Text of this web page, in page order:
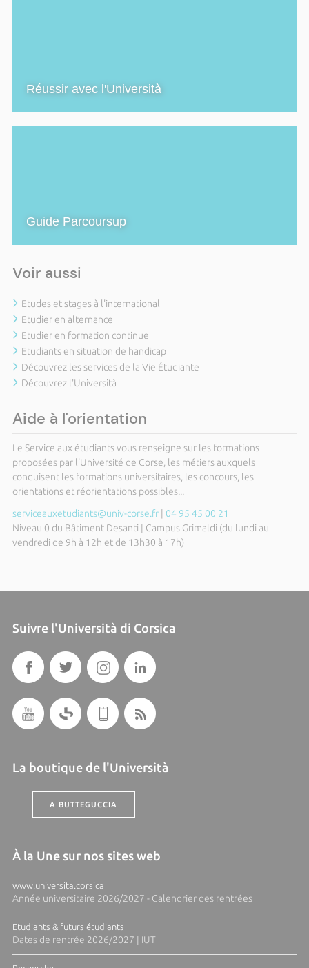
Réussir avec l'Università
Guide Parcoursup
Voir aussi
Etudes et stages à l'international
Etudier en alternance
Etudier en formation continue
Etudiants en situation de handicap
Découvrez les services de la Vie Étudiante
Découvrez l'Università
Aide à l'orientation
Le Service aux étudiants vous renseigne sur les formations
proposées par l'Université de Corse, les métiers auxquels
conduisent les formations universitaires, les concours, les
orientations et réorientations possibles...
serviceauxetudiants@univ-corse.fr| 04 95 45 00 21
Niveau 0 du Bâtiment Desanti | Campus Grimaldi (du lundi au
vendredi de 9h à 12h et de 13h30 à 17h)
Suivre l'Università di Corsica
La boutique de l'Università
A BUTTEGUCCIA
À la Une sur nos sites web
www.universita.corsica
Année universitaire 2026/2027 - Calendrier des rentrées
Etudiants & futurs étudiants
Dates de rentrée 2026/2027 | IUT